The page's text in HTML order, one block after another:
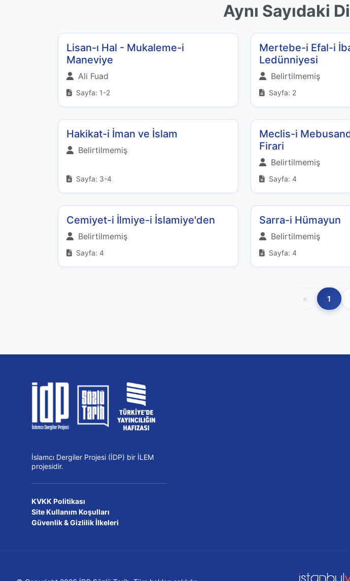
Aynı Sayıdaki
Lisan-ı Hal - Mukaleme-i
Maneviye
Ali Fuad
Sayfa: 1-2
Mertebe-i Efal-i
Ledünniyesi
Belirtilmemiş
Sayfa: 2
Hakikat-i İman ve İslam
Belirtilmemiş
Sayfa: 3-4
Meclis-i
Firari
Belirtilmemiş
Sayfa: 4
Cemiyet-i İlmiye-i İslamiye'den
Belirtilmemiş
Sayfa: 4
Sarra-i Hümayun
Belirtilmemiş
Sayfa: 4
« 1
İslamcı Dergiler Projesi (İDP) bir İLEM
projesidir.
KVKK Politikası
Site Kullanım Koşulları
Güvenlik & Gizlilik İlkeleri